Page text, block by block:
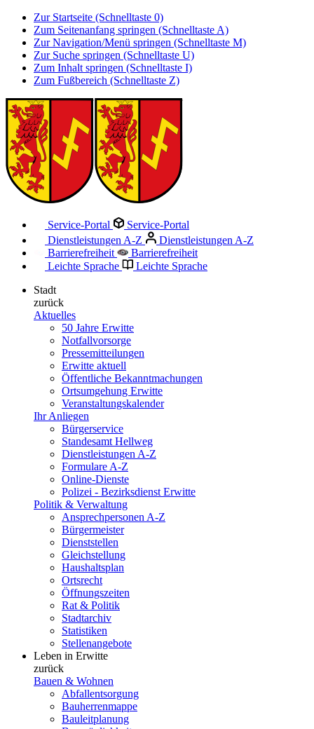
Zur Startseite (Schnelltaste 0)
Zum Seitenanfang springen (Schnelltaste A)
Zur Navigation/Menü springen (Schnelltaste M)
Zur Suche springen (Schnelltaste U)
Zum Inhalt springen (Schnelltaste I)
Zum Fußbereich (Schnelltaste Z)
Service-Portal
Service-Portal
Dienstleistungen A-Z
Dienstleistungen A-Z
Barrierefreiheit
Barrierefreiheit
Leichte Sprache
Leichte Sprache
Stadt
zurück
Aktuelles
50 Jahre Erwitte
Notfallvorsorge
Pressemitteilungen
Erwitte aktuell
Öffentliche Bekanntmachungen
Ortsumgehung Erwitte
Veranstaltungskalender
Ihr Anliegen
Bürgerservice
Standesamt Hellweg
Dienstleistungen A-Z
Formulare A-Z
Online-Dienste
Polizei - Bezirksdienst Erwitte
Politik & Verwaltung
Ansprechpersonen A-Z
Bürgermeister
Dienststellen
Gleichstellung
Haushaltsplan
Ortsrecht
Öffnungszeiten
Rat & Politik
Stadtarchiv
Statistiken
Stellenangebote
Leben in Erwitte
zurück
Bauen & Wohnen
Abfallentsorgung
Bauherrenmappe
Bauleitplanung